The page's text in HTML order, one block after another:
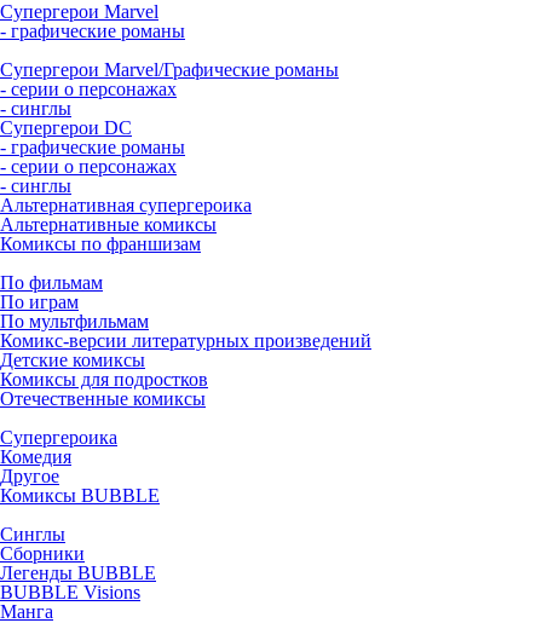
Супергерои Marvel
- графические романы
Супергерои Marvel/Графические романы
- серии о персонажах
- синглы
Супергерои DC
- графические романы
- серии о персонажах
- синглы
Альтернативная супергероика
Альтернативные комиксы
Комиксы по франшизам
По фильмам
По играм
По мультфильмам
Комикс-версии литературных произведений
Детские комиксы
Комиксы для подростков
Отечественные комиксы
Супергероика
Комедия
Другое
Комиксы BUBBLE
Синглы
Сборники
Легенды BUBBLE
BUBBLE Visions
Манга